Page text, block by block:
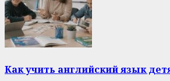
Как учить английский язык